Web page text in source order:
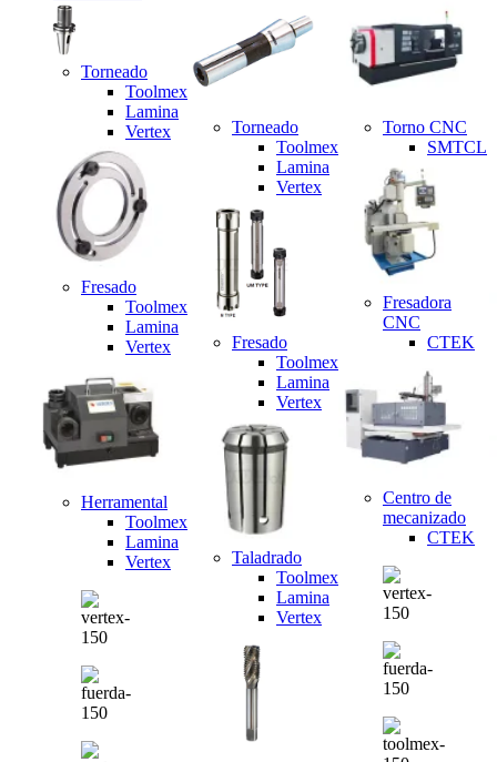
Torneado
Toolmex
Lamina
Vertex
Fresado
Toolmex
Lamina
Vertex
Herramental
Toolmex
Lamina
Vertex
Torneado
Toolmex
Lamina
Vertex
Fresado
Toolmex
Lamina
Vertex
Taladrado
Toolmex
Lamina
Vertex
Torno CNC
SMTCL
Fresadora
CNC
CTEK
Centro de
mecanizado
CTEK